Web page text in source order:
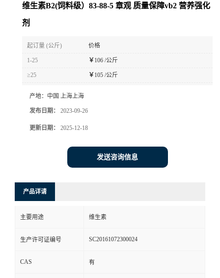
维生素B2(饲料级）83-88-5 章观 质量保障vb2 营养强化
剂
起订量 (公斤) 价格
1-25 ￥106 /公斤
≥25 ￥105 /公斤
产地： 中国 上海上海
发布日期： 2023-09-26
更新日期： 2025-12-18
发送咨询信息
产品详请
主要用途 维生素
生产许可证编号 SC20161072300024
CAS 有